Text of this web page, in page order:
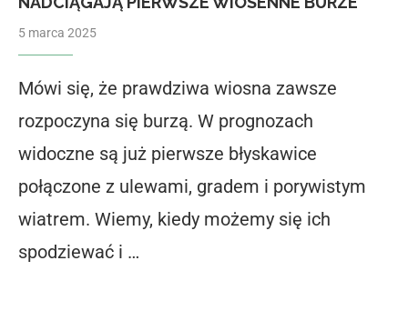
5 marca 2025
Mówi się, że prawdziwa wiosna zawsze
rozpoczyna się burzą. W prognozach
widoczne są już pierwsze błyskawice
połączone z ulewami, gradem i porywistym
wiatrem. Wiemy, kiedy możemy się ich
spodziewać i …